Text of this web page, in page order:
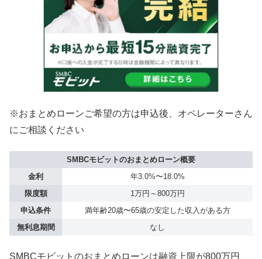
※おまとめローンご希望の方は申込後、オペレーターさん
にご相談ください
SMBCモビットのおまとめローン概要
金利
年3.0%〜18.0%
限度額
1万円～800万円
申込条件
満年齢20歳〜65歳の安定した収入がある方
無利息期間
なし
SMBCモビットのおまとめローンは融資上限が800万円